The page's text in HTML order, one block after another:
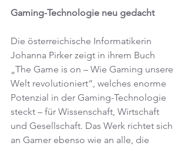
Gaming-Technologie neu gedacht
Die österreichische Informatikerin
Johanna Pirker zeigt in ihrem Buch
„The Game is on – Wie Gaming unsere
Welt revolutioniert“, welches enorme
Potenzial in der Gaming-Technologie
steckt – für Wissenschaft, Wirtschaft
und Gesellschaft. Das Werk richtet sich
an Gamer ebenso wie an alle, die